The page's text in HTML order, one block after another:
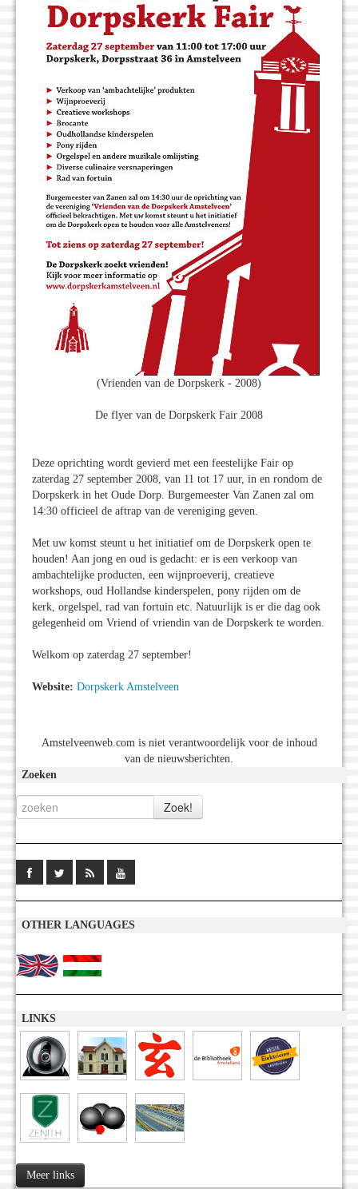
(Vrienden van de Dorpskerk - 2008)
De flyer van de Dorpskerk Fair 2008
Deze oprichting wordt gevierd met een feestelijke Fair op
zaterdag 27 september 2008, van 11 tot 17 uur, in en rondom de
Dorpskerk in het Oude Dorp. Burgemeester Van Zanen zal om
14:30 officieel de aftrap van de vereniging geven.
Met uw komst steunt u het initiatief om de Dorpskerk open te
houden! Aan jong en oud is gedacht: er is een verkoop van
ambachtelijke producten, een wijnproeverij, creatieve
workshops, oud Hollandse kinderspelen, pony rijden om de
kerk, orgelspel, rad van fortuin etc. Natuurlijk is er die dag ook
gelegenheid om Vriend of vriendin van de Dorpskerk te worden.
Welkom op zaterdag 27 september!
Website: Dorpskerk Amstelveen
Amstelveenweb.com is niet verantwoordelijk voor de inhoud
van de nieuwsberichten.
Zoeken
OTHER LANGUAGES
LINKS
Meer links